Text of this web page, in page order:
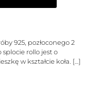
925, pozłoconego 2
rollo jest o
w kształcie koła. […]